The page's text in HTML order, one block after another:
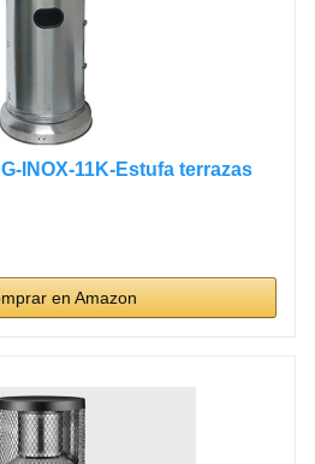
INOX-11K-Estufa terrazas
en Amazon